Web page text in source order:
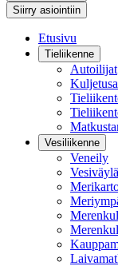
Siirry asiointiin
Etusivu
Tieliikenne
Autoilijat
Vesiliikenne
Veneily